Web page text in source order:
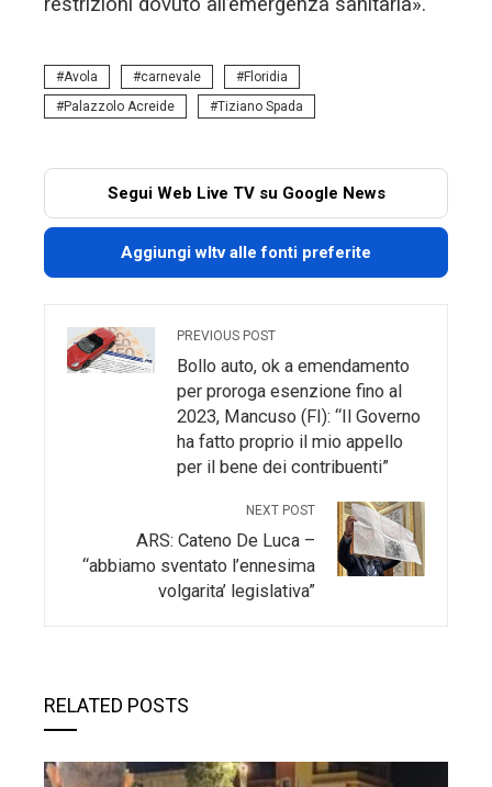
Avola carnevale
Floridia
Palazzolo Acreide
Tiziano Spada
Segui Web Live TV su Google News
Aggiungi wltv alle fonti preferite
PREVIOUS POST
Bollo auto, ok a emendamento
per proroga esenzione fino al
2023, Mancuso (FI): “Il Governo
ha fatto proprio il mio appello
per il bene dei contribuenti”
NEXT POST
ARS: Cateno De Luca –
“abbiamo sventato l’ennesima
volgarita’ legislativa”
RELATED POSTS